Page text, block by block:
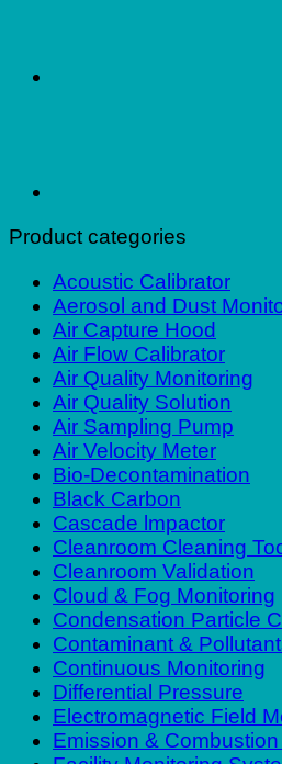
Product categories
Acoustic Calibrator
Aerosol and Dust
Air Capture Hood
Air Flow Calibrator
Air Quality Monitoring
Air Quality Solution
Air Sampling Pump
Air Velocity Meter
Bio-Decontamination
Black Carbon
Cascade lmpactor
Cleanroom Cleaning
Cleanroom Validation
Cloud & Fog Monitoring
Condensation Particle
Contaminant &
Continuous Monitoring
Differential Pressure
Electromagnetic Field
Emission &